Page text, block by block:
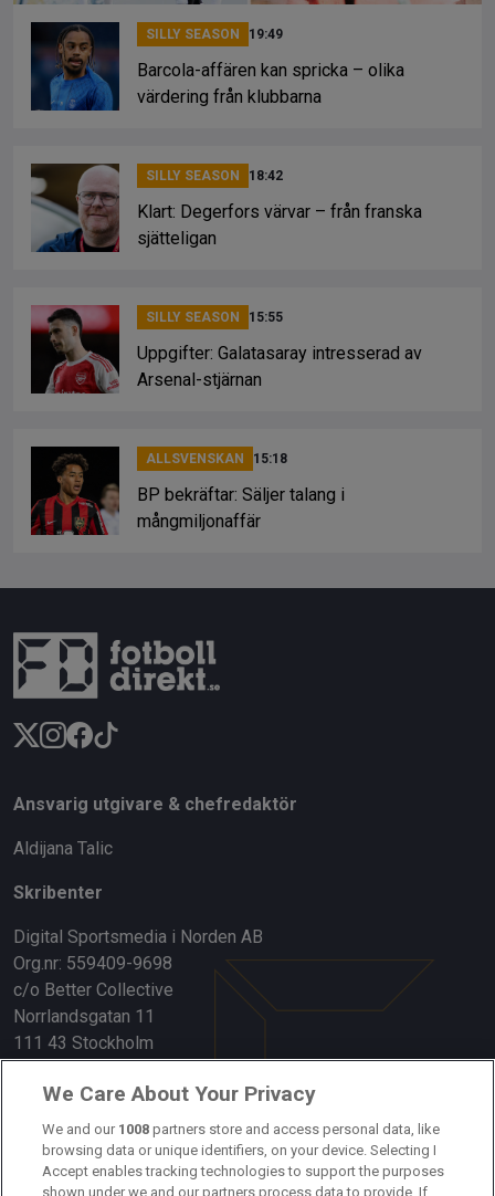
SILLY SEASON 19:49
Barcola-affären kan spricka – olika
värdering från klubbarna
SILLY SEASON 18:42
Klart: Degerfors värvar – från franska
sjätteligan
SILLY SEASON 15:55
Uppgifter: Galatasaray intresserad av
Arsenal-stjärnan
ALLSVENSKAN 15:18
BP bekräftar: Säljer talang i
mångmiljonaffär
Ansvarig utgivare & chefredaktör
Aldijana Talic
Skribenter
Digital Sportsmedia i Norden AB
Org.nr: 559409-9698
c/o Better Collective
Norrlandsgatan 11
111 43 Stockholm
Länkar
Om oss
Kontakta oss
We Care About Your Privacy
We and our 1008 partners store and access personal data, like
browsing data or unique identifiers, on your device. Selecting I
Accept enables tracking technologies to support the purposes
shown under we and our partners process data to provide. If